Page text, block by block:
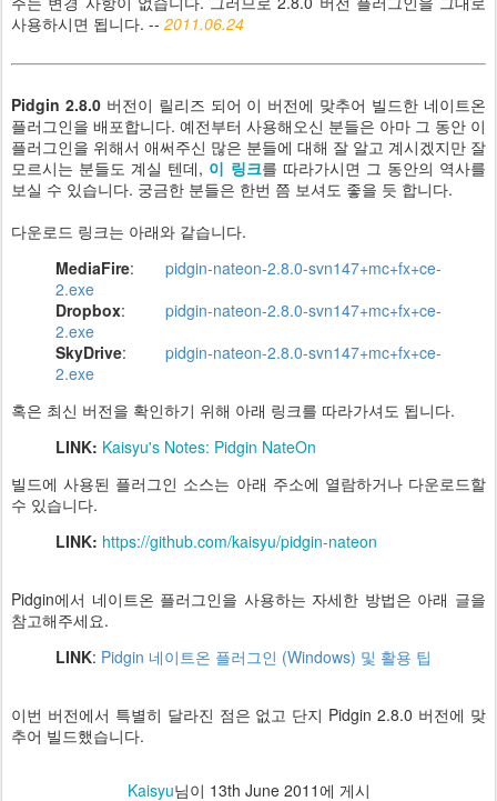
사용하시면 됩니다. -- 2011.06.24
Pidgin 2.8.0버전이 릴리즈 되어 이 버전에 맞추어 빌드한 네이트온
플러그인을 배포합니다. 예전부터 사용해오신 분들은 아마 그 동안 이
플러그인을 위해서 애써주신 많은 분들에 대해 잘 알고 계시겠지만 잘
모르시는 분들도 계실 텐데, 이 링크를 따라가시면 그 동안의 역사를
보실 수 있습니다. 궁금한 분들은 한번 쯤 보셔도 좋을 듯 합니다.
다운로드 링크는 아래와 같습니다.
MediaFire: pidgin-nateon-2.8.0-svn147+mc+fx+ce-
2.exe
Dropbox: pidgin-nateon-2.8.0-svn147+mc+fx+ce-
2.exe
SkyDrive: pidgin-nateon-2.8.0-svn147+mc+fx+ce-
2.exe
혹은 최신 버전을 확인하기 위해 아래 링크를 따라가셔도 됩니다.
LINK: Kaisyu's Notes: Pidgin NateOn
빌드에 사용된 플러그인 소스는 아래 주소에 열람하거나 다운로드할
수 있습니다.
LINK: https://github.com/kaisyu/pidgin-nateon
Pidgin에서 네이트온 플러그인을 사용하는 자세한 방법은 아래 글을
참고해주세요.
LINK: Pidgin 네이트온 플러그인 (Windows) 및 활용 팁
이번 버전에서 특별히 달라진 점은 없고 단지 Pidgin 2.8.0 버전에 맞
추어 빌드했습니다.
Kaisyu님이 13th June 2011에 게시